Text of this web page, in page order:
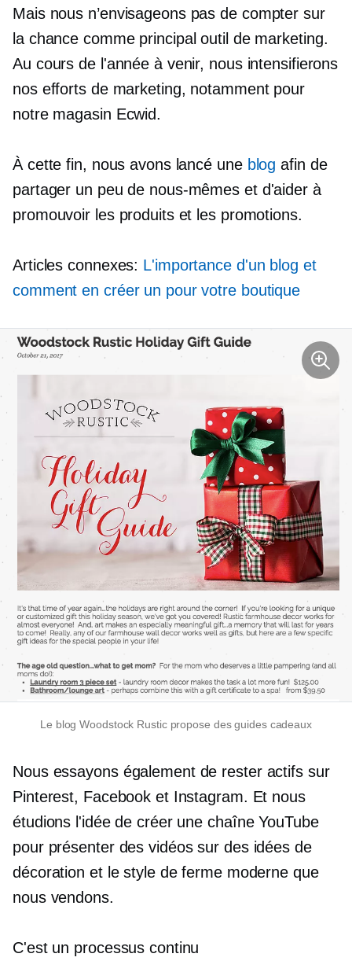
Mais nous n’envisageons pas de compter sur
la chance comme principal outil de marketing.
Au cours de l'année à venir, nous intensifierons
nos efforts de marketing, notamment pour
notre magasin Ecwid.
À cette fin, nous avons lancé une blog afin de
partager un peu de nous-mêmes et d'aider à
promouvoir les produits et les promotions.
Articles connexes: L'importance d'un blog et
comment en créer un pour votre boutique
Le blog Woodstock Rustic propose des guides cadeaux
Nous essayons également de rester actifs sur
Pinterest, Facebook et Instagram. Et nous
étudions l'idée de créer une chaîne YouTube
pour présenter des vidéos sur des idées de
décoration et le style de ferme moderne que
nous vendons.
C'est un processus continu